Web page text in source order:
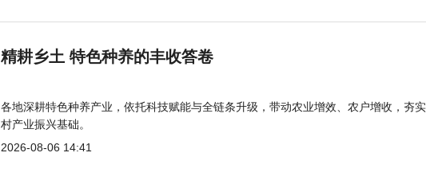
精耕乡土 特色种养的丰收答卷
各地深耕特色种养产业，依托科技赋能与全链条升级，带动农业增效、农户增收，夯
村产业振兴基础。
2026-08-06 14:41